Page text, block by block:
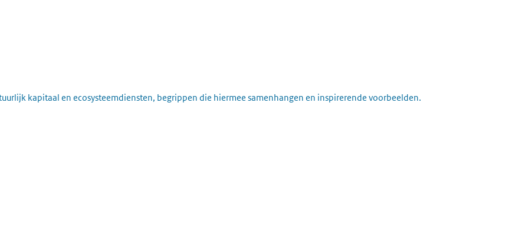
kapitaal en ecosysteemdiensten, begrippen die hiermee samenhangen en inspirerende voorbeelden.